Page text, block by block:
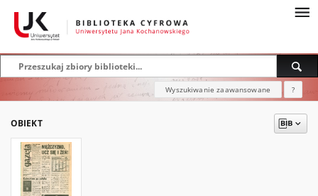
Wyszukiwanie zaawansowane ?
OBIEKT